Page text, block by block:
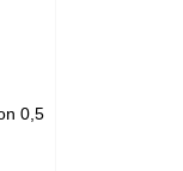
0,5